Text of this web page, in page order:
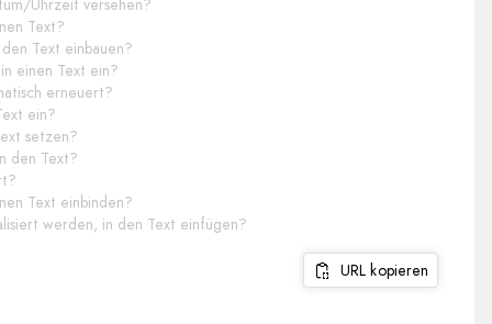
Uhrzeit versehen?
Text?
Text einbauen?
einen Text ein?
erneuert?
ein?
setzen?
den Text?
Text einbinden?
werden, in den Text einfügen?
URL kopieren